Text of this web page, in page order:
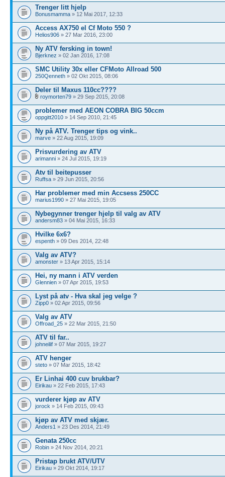
Trenger litt hjelp
Bonusmamma » 12 Mai 2017, 12:33
Access AX750 el Cf Moto 550 ?
Helios906 » 27 Mar 2016, 23:00
Ny ATV fersking in town!
Bjerknez » 02 Jan 2016, 17:08
SMC Utility 30x eller CFMoto Allroad 500
250Qenneth » 02 Okt 2015, 08:06
Deler til Maxus 110cc????
roymorten79 » 29 Sep 2015, 20:08
problemer med AEON COBRA BIG 50ccm
oppgitt2010 » 14 Sep 2010, 21:45
Ny på ATV. Trenger tips og vink..
marve » 22 Aug 2015, 19:09
Prisvurdering av ATV
arimanni » 24 Jul 2015, 19:19
Atv til beitepusser
Ruffsa » 29 Jun 2015, 20:56
Har problemer med min Accsess 250CC
marius1990 » 27 Mai 2015, 19:05
Nybegynner trenger hjelp til valg av ATV
andersm83 » 04 Mai 2015, 16:33
Hvilke 6x6?
espenth » 09 Des 2014, 22:48
Valg av ATV?
amonster » 13 Apr 2015, 15:14
Hei, ny mann i ATV verden
Glennien » 07 Apr 2015, 19:53
Lyst på atv - Hva skal jeg velge ?
Zipp0 » 02 Apr 2015, 09:56
Valg av ATV
Offroad_25 » 22 Mar 2015, 21:50
ATV til far..
johneilif » 07 Mar 2015, 19:27
ATV henger
steto » 07 Mar 2015, 18:42
Er Linhai 400 cuv brukbar?
Eirikau » 22 Feb 2015, 17:43
vurderer kjøp av ATV
jorock » 14 Feb 2015, 09:43
kjøp av ATV med skjær.
Anders1 » 23 Des 2014, 21:49
Genata 250cc
Robin » 24 Nov 2014, 20:21
Pristap brukt ATV/UTV
Eirikau » 29 Okt 2014, 19:17